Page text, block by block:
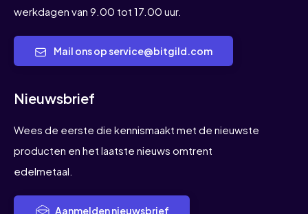
werkdagen van 9.00 tot 17.00 uur.
Mail ons op service@bitgild.com
Nieuwsbrief
Wees de eerste die kennismaakt met de nieuwste
producten en het laatste nieuws omtrent
edelmetaal.
Aanmelden nieuwsbrief